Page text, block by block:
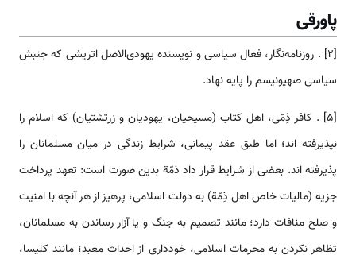
پاورقی
[2] . روزنامه‌نگار، فعال سیاسی و نویسنده یهودی‌الاصل اتریشی که جنبش
سیاسی صهیونیسم را پایه ‌‌نهاد.
[5] . کافر ذِمّی، اهل کتاب (مسیحیان، یهودیان و زرتشتیان) که اسلام را
نپذیرفته اند؛ اما طبق عقد پیمانی، شرایط زندگی در میان مسلمانان را
پذیرفته اند. بعضی از شرایط قرار داد ذمّة بدین صورت ‌‌‌است: تعهد پرداخت
جزیه (مالیات خاص اهل ذِمّة) به دولت اسلامی، پرهیز از هر آنچه با امنیت
و صلح منافات دارد؛ مانند تصمیم به جنگ و یا آزار رساندن به مسلمانان،
تظاهر نکردن به محرمات اسلامی، خودداری از احداث معبد؛ مانند کلیسا،